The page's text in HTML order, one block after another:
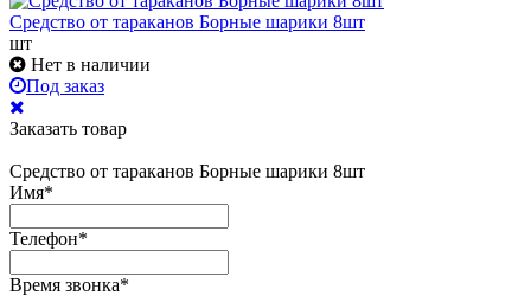
Средство от тараканов Борные шарики 8шт
шт
Нет в наличии
Под заказ
Заказать товар
Средство от тараканов Борные шарики 8шт
Имя*
Телефон*
Время звонка*